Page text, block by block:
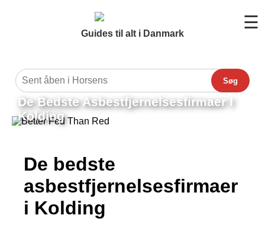
Guides til alt i Danmark
☰
Søg
De Bedste Asbestfjernelsesfirmaer I
Kolding
De bedste
asbestfjernelsesfirmaer
i Kolding